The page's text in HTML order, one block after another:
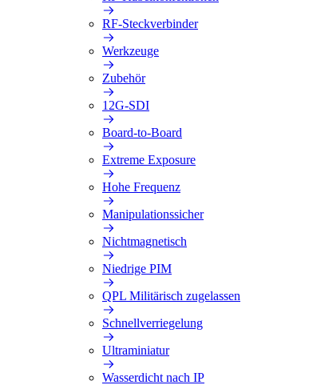
RF-Steckverbinder
Werkzeuge
Zubehör
12G-SDI
Board-to-Board
Extreme Exposure
Hohe Frequenz
Manipulationssicher
Nichtmagnetisch
Niedrige PIM
QPL Militärisch zugelassen
Schnellverriegelung
Ultraminiatur
Wasserdicht nach IP